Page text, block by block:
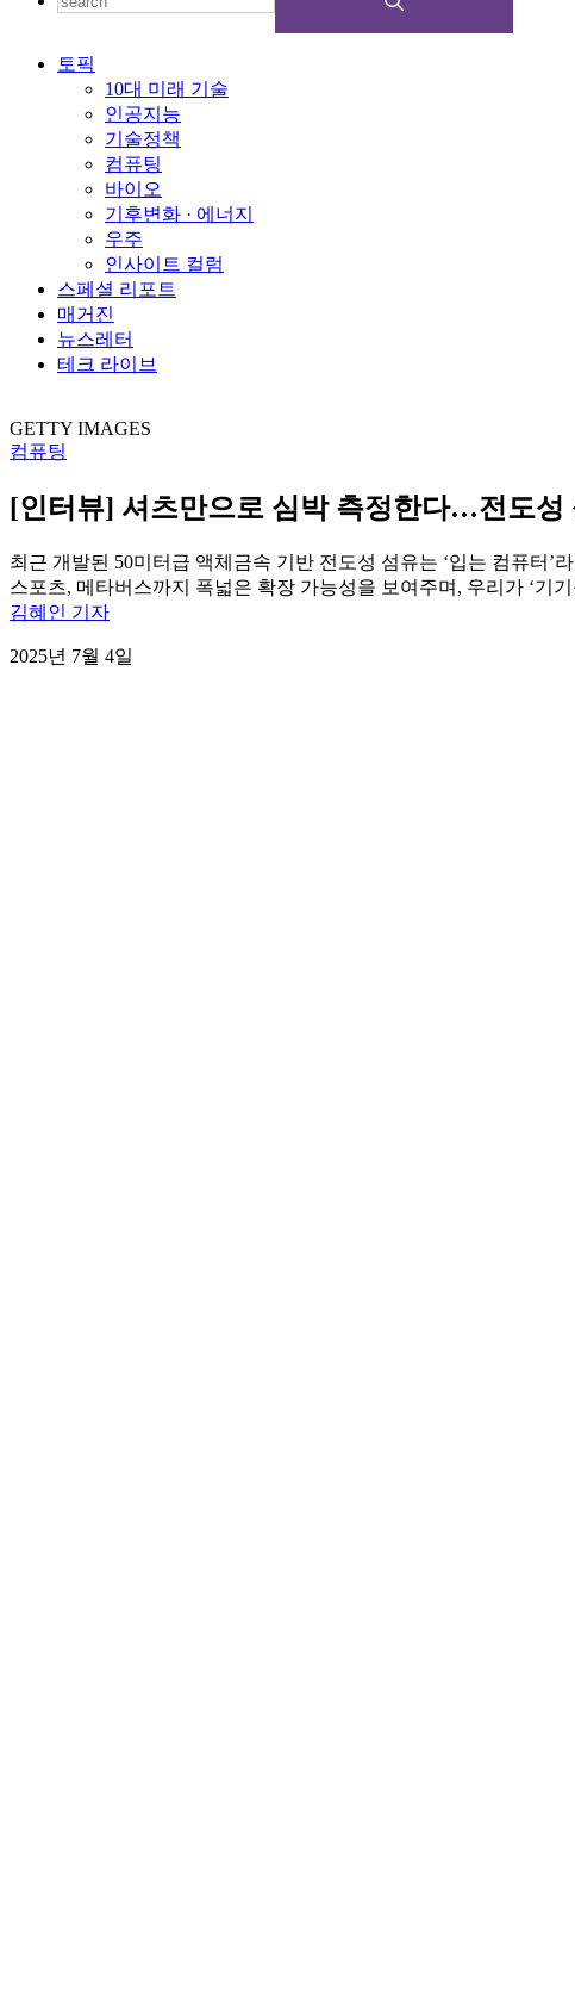
토픽
10대 미래 기술
인공지능
기술정책
컴퓨팅
바이오
기후변화 · 에너지
우주
인사이트 컬럼
스페셜 리포트
매거진
뉴스레터
테크 라이브
GETTY IMAGES
컴퓨팅
[인터뷰] 셔츠만으로 심박 측정한다…전도성
최근 개발된 50미터급 액체금속 기반 전도성 섬유는 ‘입는 컴퓨터
스포츠, 메타버스까지 폭넓은 확장 가능성을 보여주며, 우리가 ‘기
김혜인 기자
2025년 7월 4일